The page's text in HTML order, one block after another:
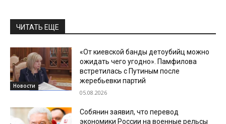
ЧИТАТЬ ЕЩЕ
Новости
«От киевской банды детоубийц можно
ожидать чего угодно». Памфилова
встретилась с Путиным после
жеребьевки партий
05.08.2026
Собянин заявил, что перевод
экономики России на военные рельсы